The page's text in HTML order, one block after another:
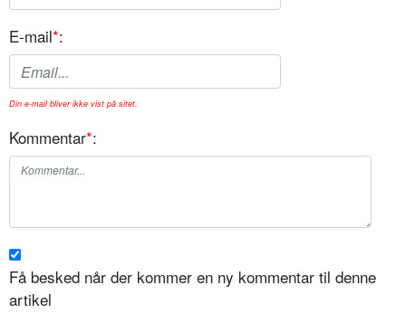
E-mail*:
Din e-mail bliver ikke vist på sitet.
Kommentar*:
Få besked når der kommer en ny kommentar til denne
artikel